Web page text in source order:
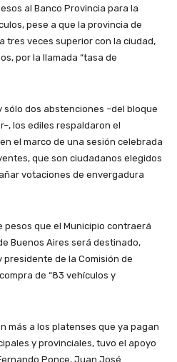
al Banco Provincia para la
pese a que la provincia de
tres veces superior con la ciudad,
por la llamada “tasa de
dos abstenciones –del bloque
los ediles respaldaron el
el marco de una sesión celebrada
que son ciudadanos elegidos
votaciones de envergadura
pesos que el Municipio contraerá
Buenos Aires será destinado,
presidente de la Comisión de
de “83 vehículos y
más a los platenses que ya pagan
y provinciales, tuvo el apoyo
Ponce, Juan José